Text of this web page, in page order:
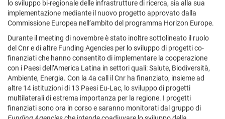
lo sviluppo bi-regionale delle infrastrutture di ricerca, sia alla sua
implementazione mediante il nuovo progetto approvato dalla
Commissione Europea nell’ambito del programma Horizon Europe.
Durante il meeting di novembre è stato inoltre sottolineato il ruolo
del Cnr e di altre Funding Agencies per lo sviluppo di progetti co-
finanziati che hanno consentito di implementare la cooperazione
con i Paesi dell’America Latina in settori quali: Salute, Biodiversità,
Ambiente, Energia. Con la 4a call il Cnr ha finanziato, insieme ad
altre 14 istituzioni di 13 Paesi Eu-Lac, lo sviluppo di progetti
multilaterali di estrema importanza per la regione. I progetti
finanziati sono ora in corso e saranno monitorati dal gruppo di